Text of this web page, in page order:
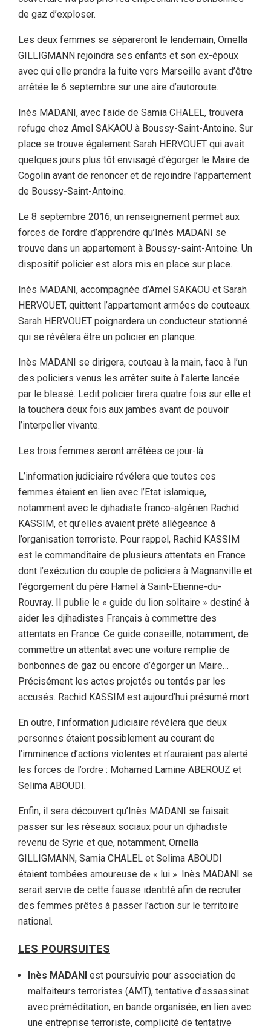
de gaz d’exploser.
Les deux femmes se sépareront le lendemain, Ornella
GILLIGMANN rejoindra ses enfants et son ex-époux
avec qui elle prendra la fuite vers Marseille avant d’être
arrêtée le 6 septembre sur une aire d’autoroute.
Inès MADANI, avec l’aide de Samia CHALEL, trouvera
refuge chez Amel SAKAOU à Boussy-Saint-Antoine. Sur
place se trouve également Sarah HERVOUET qui avait
quelques jours plus tôt envisagé d’égorger le Maire de
Cogolin avant de renoncer et de rejoindre l’appartement
de Boussy-Saint-Antoine.
Le 8 septembre 2016, un renseignement permet aux
forces de l’ordre d’apprendre qu’Inès MADANI se
trouve dans un appartement à Boussy-saint-Antoine. Un
dispositif policier est alors mis en place sur place.
Inès MADANI, accompagnée d’Amel SAKAOU et Sarah
HERVOUET, quittent l’appartement armées de couteaux.
Sarah HERVOUET poignardera un conducteur stationné
qui se révélera être un policier en planque.
Inès MADANI se dirigera, couteau à la main, face à l’un
des policiers venus les arrêter suite à l’alerte lancée
par le blessé. Ledit policier tirera quatre fois sur elle et
la touchera deux fois aux jambes avant de pouvoir
l’interpeller vivante.
Les trois femmes seront arrêtées ce jour-là.
L’information judiciaire révélera que toutes ces
femmes étaient en lien avec l’Etat islamique,
notamment avec le djihadiste franco-algérien Rachid
KASSIM, et qu’elles avaient prêté allégeance à
l’organisation terroriste. Pour rappel, Rachid KASSIM
est le commanditaire de plusieurs attentats en France
dont l’exécution du couple de policiers à Magnanville et
l’égorgement du père Hamel à Saint-Etienne-du-
Rouvray. Il publie le « guide du lion solitaire » destiné à
aider les djihadistes Français à commettre des
attentats en France. Ce guide conseille, notamment, de
commettre un attentat avec une voiture remplie de
bonbonnes de gaz ou encore d’égorger un Maire…
Précisément les actes projetés ou tentés par les
accusés. Rachid KASSIM est aujourd’hui présumé mort.
En outre, l’information judiciaire révélera que deux
personnes étaient possiblement au courant de
l’imminence d’actions violentes et n’auraient pas alerté
les forces de l’ordre : Mohamed Lamine ABEROUZ et
Selima ABOUDI.
Enfin, il sera découvert qu’Inès MADANI se faisait
passer sur les réseaux sociaux pour un djihadiste
revenu de Syrie et que, notamment, Ornella
GILLIGMANN, Samia CHALEL et Selima ABOUDI
étaient tombées amoureuse de « lui ». Inès MADANI se
serait servie de cette fausse identité afin de recruter
des femmes prêtes à passer l’action sur le territoire
national.
LES POURSUITES
Inès MADANI est poursuivie pour association de
malfaiteurs terroristes (AMT), tentative d’assassinat
avec préméditation, en bande organisée, en lien avec
une entreprise terroriste, complicité de tentative